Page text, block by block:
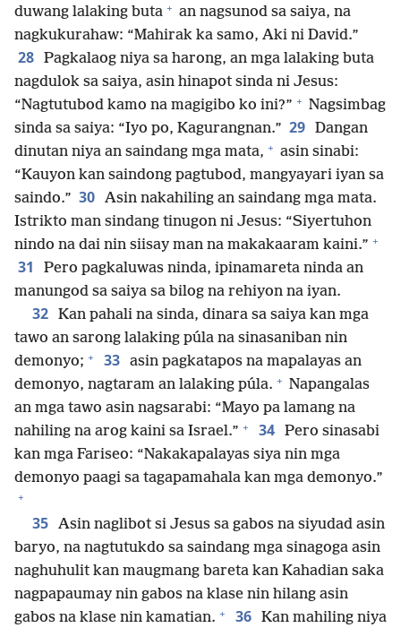
duwang lalaking buta + an nagsunod sa saiya, na
nagkukurahaw: “Mahirak ka samo, Aki ni David.”
28 Pagkalaog niya sa harong, an mga lalaking buta
nagdulok sa saiya, asin hinapot sinda ni Jesus:
“Nagtutubod kamo na magigibo ko ini?” + Nagsimbag
sinda sa saiya: “Iyo po, Kagurangnan.” 29 Dangan
dinutan niya an saindang mga mata, + asin sinabi:
“Kauyon kan saindong pagtubod, mangyayari iyan sa
saindo.” 30 Asin nakahiling an saindang mga mata.
Istrikto man sindang tinugon ni Jesus: “Siyertuhon
nindo na dai nin siisay man na makakaaram kaini.” +
31
Pero pagkaluwas ninda, ipinamareta ninda an
manungod sa saiya sa bilog na rehiyon na iyan.
32 Kan pahali na sinda, dinara sa saiya kan mga
tawo an sarong lalaking púla na sinasaniban nin
demonyo; + 33 asin pagkatapos na mapalayas an
demonyo, nagtaram an lalaking púla. + Napangalas
an mga tawo asin nagsarabi: “Mayo pa lamang na
nahiling na arog kaini sa Israel.” + 34 Pero sinasabi
kan mga Fariseo: “Nakakapalayas siya nin mga
demonyo paagi sa tagapamahala kan mga demonyo.”
+
35 Asin naglibot si Jesus sa gabos na siyudad asin
baryo, na nagtutukdo sa saindang mga sinagoga asin
naghuhulit kan maugmang bareta kan Kahadian saka
nagpapaumay nin gabos na klase nin hilang asin
gabos na klase nin kamatian. + 36 Kan mahiling niya